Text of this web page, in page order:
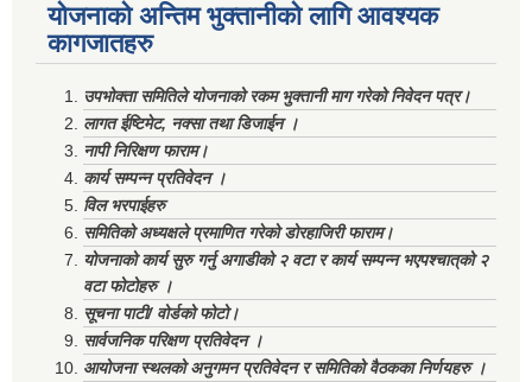
योजनाको अन्तिम भुक्तानीको लागि आवश्यक
कागजातहरु
उपभोक्ता समितिले योजनाको रकम भुक्तानी माग गरेको निवेदन पत्र।
लागत ईष्टिमेट, नक्सा तथा डिजाईन ।
नापी निरिक्षण फाराम।
कार्य सम्पन्न प्रतिवेदन ।
विल भरपाईहरु
समितिको अध्यक्षले प्रमाणित गरेको डोरहाजिरी फाराम।
योजनाको कार्य सुरु गर्नु अगाडीको २ वटा र कार्य सम्पन्न भएपश्चात्‌को २
वटा फोटोहरु ।
सूचना पाटी/ वोर्डको फोटो।
सार्वजनिक परिक्षण प्रतिवेदन ।
आयोजना स्थलको अनुगमन प्रतिवेदन र समितिको वैठकका निर्णयहरु ।